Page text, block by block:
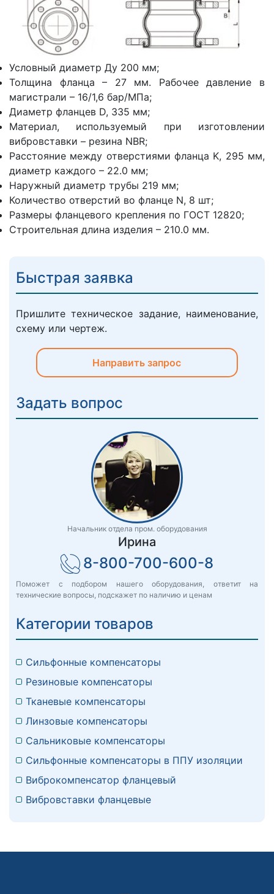
Условный диаметр Ду 200 мм;
Толщина фланца – 27 мм. Рабочее давление в
магистрали – 16/1,6 бар/МПа;
Диаметр фланцев D, 335 мм;
Материал, используемый при изготовлении
вибровставки – резина NBR;
Расстояние между отверстиями фланца K, 295 мм,
диаметр каждого – 22.0 мм;
Наружный диаметр трубы 219 мм;
Количество отверстий во фланце N, 8 шт;
Размеры фланцевого крепления по ГОСТ 12820;
Строительная длина изделия – 210.0 мм.
Быстрая заявка
Пришлите техническое задание, наименование,
схему или чертеж.
Направить запрос
Задать вопрос
Начальник отдела пром. оборудования
Ирина
8-800-700-600-8
Поможет с подбором нашего оборудования, ответит на
технические вопросы, подскажет по наличию и ценам
Категории товаров
Сильфонные компенсаторы
Резиновые компенсаторы
Тканевые компенсаторы
Линзовые компенсаторы
Сальниковые компенсаторы
Сильфонные компенсаторы в ППУ изоляции
Виброкомпенсатор фланцевый
Вибровставки фланцевые